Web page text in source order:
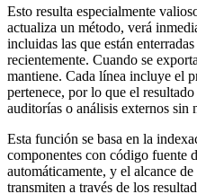
Esto resulta especialmente
actualiza un método, verá
incluidas las que están
recientemente. Cuando se
mantiene. Cada línea incluye el
pertenece, por lo que el
auditorías o análisis externos sin
Esta función se basa en la
componentes con código fuente
automáticamente, y el alcance
transmiten a través de los